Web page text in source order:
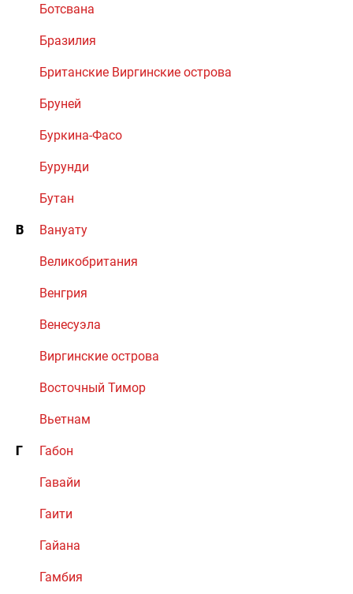
Ботсвана
Бразилия
Британские Виргинские острова
Бруней
Буркина-Фасо
Бурунди
Бутан
В Вануату
Великобритания
Венгрия
Венесуэла
Виргинские острова
Восточный Тимор
Вьетнам
Г Габон
Гавайи
Гаити
Гайана
Гамбия